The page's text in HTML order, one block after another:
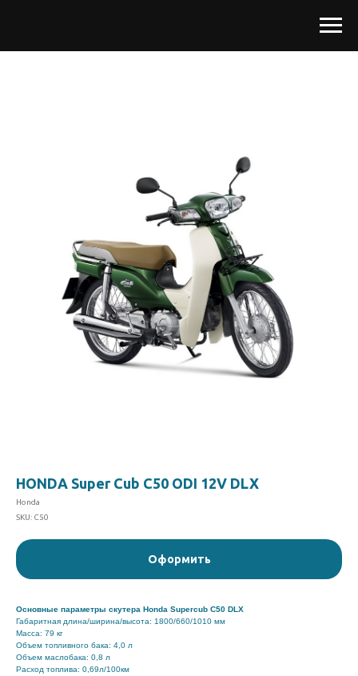
HONDA Super Cub C50 ODI 12V DLX
Honda
SKU: C50
Оформить
Основные параметры скутера Honda Supercub C50 DLX
Габаритная длина/ширина/высота: 1800/660/1010 мм
Масса: 79 кг
Объем топливного бака: 4,0 л
Объем маслобака: 0,8 л
Расход топлива: 0,69л/100км